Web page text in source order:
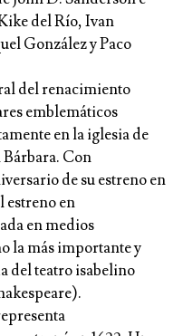
del Río, Ivan
González y Paco
del renacimiento
emblemáticos
en la iglesia de
Bárbara. Con
de su estreno en
estreno en
en medios
la más importante y
del teatro isabelino